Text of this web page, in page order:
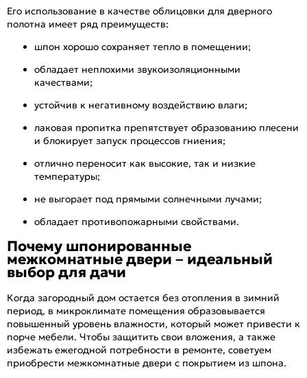
Его использование в качестве облицовки для дверного
полотна имеет ряд преимуществ:
шпон хорошо сохраняет тепло в помещении;
обладает неплохими звукоизоляционными
качествами;
устойчив к негативному воздействию влаги;
лаковая пропитка препятствует образованию плесени
и блокирует запуск процессов гниения;
отлично переносит как высокие, так и низкие
температуры;
не выгорает под прямыми солнечными лучами;
обладает противопожарными свойствами.
Почему шпонированные
межкомнатные двери – идеальный
выбор для дачи
Когда загородный дом остается без отопления в зимний
период, в микроклимате помещения образовывается
повышенный уровень влажности, который может привести к
порче мебели. Чтобы защитить свои вложения, а также
избежать ежегодной потребности в ремонте, советуем
приобрести межкомнатные двери с покрытием из шпона.